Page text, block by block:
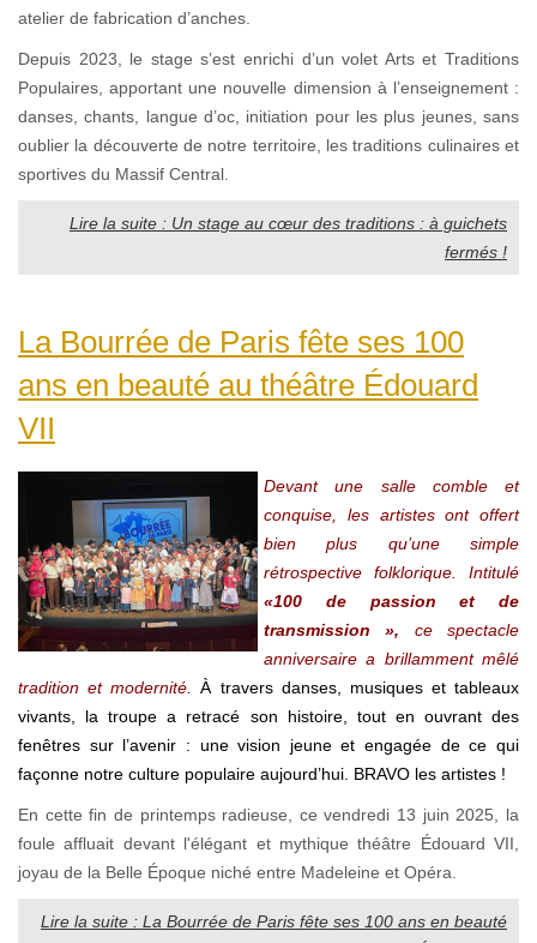
atelier de fabrication d’anches.
Depuis 2023, le stage s’est enrichi d’un volet Arts et Traditions
Populaires, apportant une nouvelle dimension à l’enseignement :
danses, chants, langue d’oc, initiation pour les plus jeunes, sans
oublier la découverte de notre territoire, les traditions culinaires et
sportives du Massif Central.
Lire la suite : Un stage au cœur des traditions : à guichets
fermés !
La Bourrée de Paris fête ses 100
ans en beauté au théâtre Édouard
VII
Devant une salle comble et
conquise, les artistes ont offert
bien plus qu’une simple
rétrospective folklorique. Intitulé
«100 de passion et de
transmission », ce spectacle
anniversaire a brillamment mêlé
tradition et modernité.À travers danses, musiques et tableaux
vivants, la troupe a retracé son histoire, tout en ouvrant des
fenêtres sur l’avenir : une vision jeune et engagée de ce qui
façonne notre culture populaire aujourd’hui. BRAVO les artistes !
En cette fin de printemps radieuse, ce vendredi 13 juin 2025, la
foule affluait devant l'élégant et mythique théâtre Édouard VII,
joyau de la Belle Époque niché entre Madeleine et Opéra.
Lire la suite : La Bourrée de Paris fête ses 100 ans en beauté